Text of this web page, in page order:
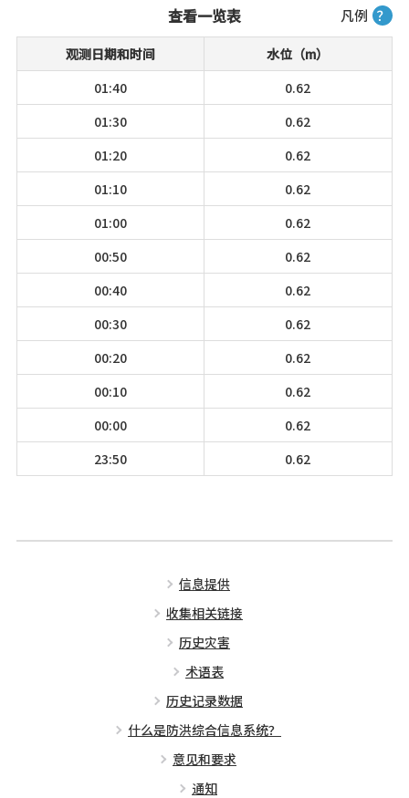
凡例 ？
查看一览表
观测日期和时间
水位（m）
01:40
0.62
01:30
0.62
01:20
0.62
01:10
0.62
01:00
0.62
00:50
0.62
00:40
0.62
00:30
0.62
00:20
0.62
00:10
0.62
00:00
0.62
23:50
0.62
信息提供
收集相关链接
历史灾害
术语表
历史记录数据
什么是防洪综合信息系统？
意见和要求
通知